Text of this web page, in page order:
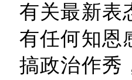
有关最新表
有任何知恩
搞政治作秀